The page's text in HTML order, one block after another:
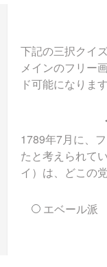
下記の三択クイ
メインのフリー
ド可能になります
1789年7月に、
たと考えられて
イ）は、どこの
エベール派